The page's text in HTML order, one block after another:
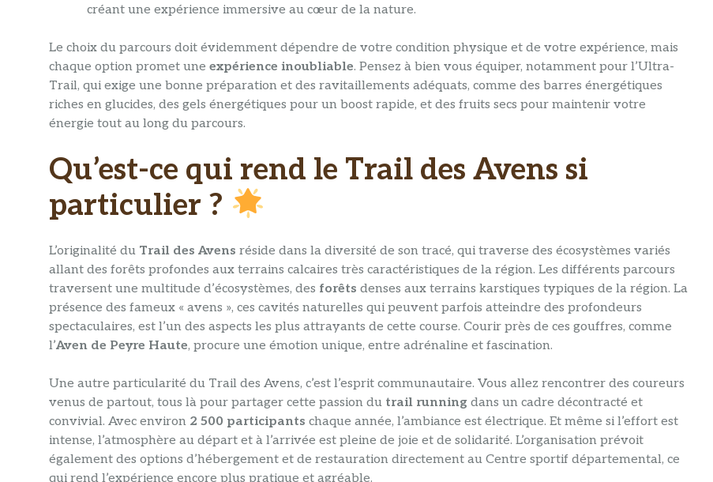
créant une expérience immersive au cœur de la nature.
Le choix du parcours doit évidemment dépendre de votre condition physique et de votre expérience, mais
chaque option promet une expérience inoubliable. Pensez à bien vous équiper, notamment pour l’Ultra-
Trail, qui exige une bonne préparation et des ravitaillements adéquats, comme des barres énergétiques
riches en glucides, des gels énergétiques pour un boost rapide, et des fruits secs pour maintenir votre
énergie tout au long du parcours.
Qu’est-ce qui rend le Trail des Avens si
particulier ?
L’originalité du Trail des Avens réside dans la diversité de son tracé, qui traverse des écosystèmes variés
allant des forêts profondes aux terrains calcaires très caractéristiques de la région. Les différents parcours
traversent une multitude d’écosystèmes, des forêts denses aux terrains karstiques typiques de la région. La
présence des fameux « avens », ces cavités naturelles qui peuvent parfois atteindre des profondeurs
spectaculaires, est l’un des aspects les plus attrayants de cette course. Courir près de ces gouffres, comme
l’Aven de Peyre Haute, procure une émotion unique, entre adrénaline et fascination.
Une autre particularité du Trail des Avens, c’est l’esprit communautaire. Vous allez rencontrer des coureurs
venus de partout, tous là pour partager cette passion du trail running dans un cadre décontracté et
convivial. Avec environ 2 500 participants chaque année, l’ambiance est électrique. Et même si l’effort est
intense, l’atmosphère au départ et à l’arrivée est pleine de joie et de solidarité. L’organisation prévoit
également des options d’hébergement et de restauration directement au Centre sportif départemental, ce
qui rend l’expérience encore plus pratique et agréable.